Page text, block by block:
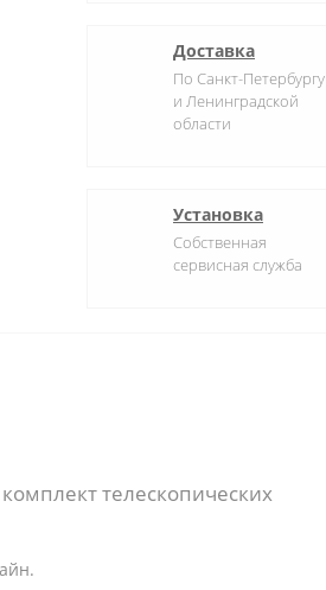
Доставка
По Санкт-Петербургу
и Ленинградской
области
Установка
Собственная
сервисная служба
телескопических